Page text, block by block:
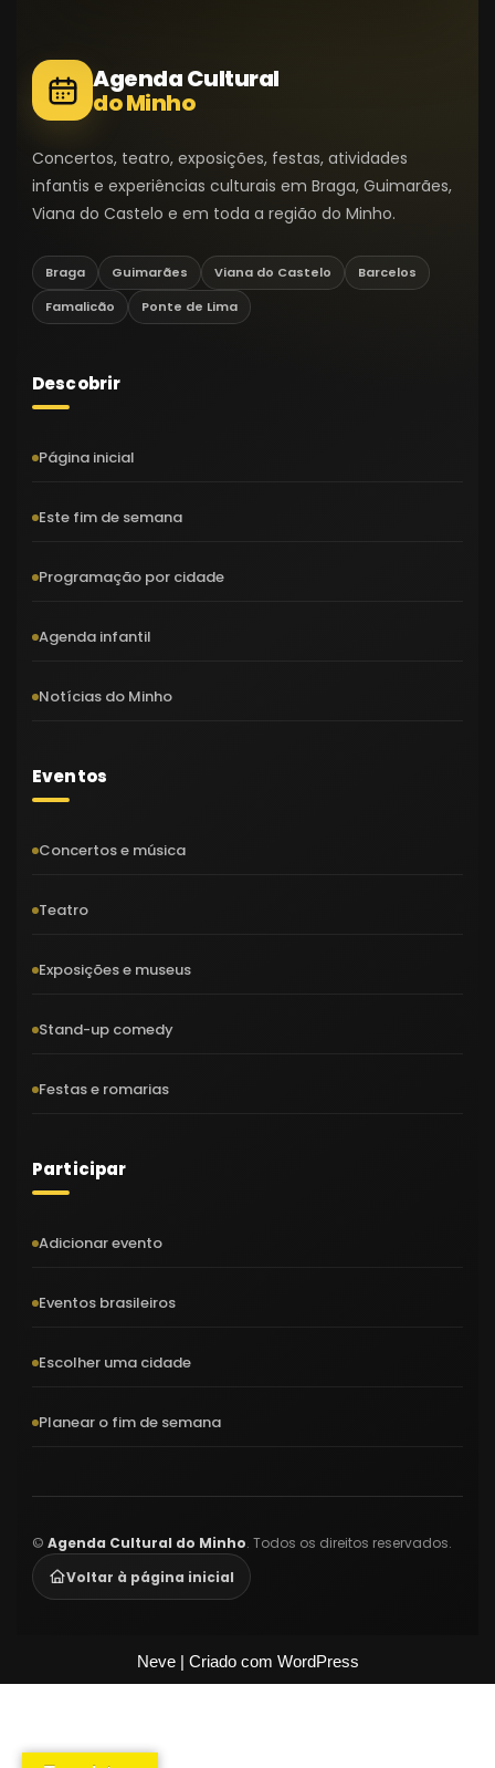
Agenda Cultural
do Minho
Concertos, teatro, exposições, festas, atividades
infantis e experiências culturais em Braga, Guimarães,
Viana do Castelo e em toda a região do Minho.
Braga Guimarães Viana do Castelo
Barcelos
Famalicão
Ponte de Lima
Descobrir
Página inicial
Este fim de semana
Programação por cidade
Agenda infantil
Notícias do Minho
Eventos
Concertos e música
Teatro
Exposições e museus
Stand-up comedy
Festas e romarias
Participar
Adicionar evento
Eventos brasileiros
Escolher uma cidade
Planear o fim de semana
© Agenda Cultural do Minho. Todos os direitos reservados.
Voltar à página inicial
Neve| Criado com WordPress